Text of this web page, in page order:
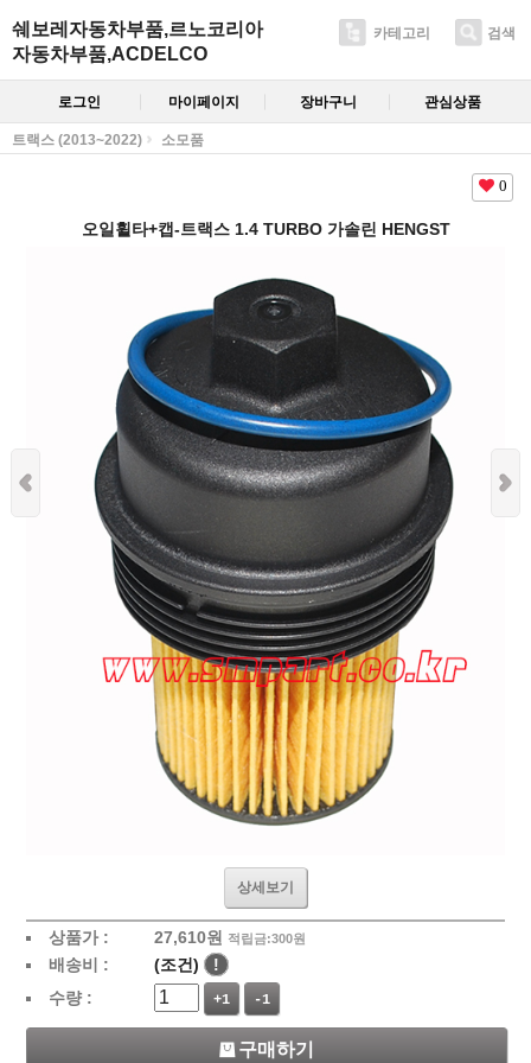
쉐보레자동차부품,르노코리아
자동차부품,ACDELCO
카테고리 검색
로그인 마이페이지 장바구니 관심상품
트랙스 (2013~2022) 소모품
0
오일휠타+캡-트랙스 1.4 TURBO 가솔린 HENGST
상세보기
상품가 : 27,610원 적립금:300원
배송비 : (조건)
!
수량 :
+1 -1
구매하기